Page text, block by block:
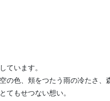
ています。
の色、頬をつたう雨の冷たさ
てもせつない想い。